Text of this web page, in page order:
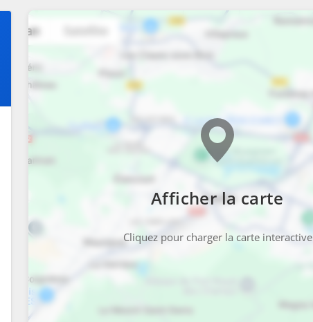
Afficher la carte
Cliquez pour charger la carte interactive